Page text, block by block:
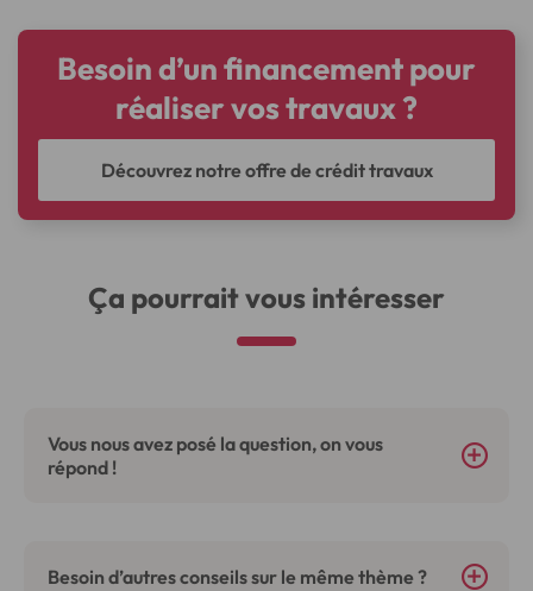
Besoin d’un financement pour
réaliser vos travaux ?
Découvrez notre offre de crédit travaux
Ça pourrait vous intéresser
Vous nous avez posé la question, on vous
répond !
Besoin d’autres conseils sur le même thème ?